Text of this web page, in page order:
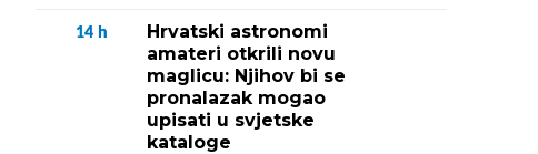
14 h
Hrvatski astronomi
amateri otkrili novu
maglicu: Njihov bi se
pronalazak mogao
upisati u svjetske
kataloge